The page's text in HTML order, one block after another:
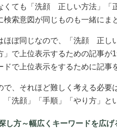
くても「洗顔 正しい方法」
検索意図が同じものも一緒にま
ほぼ同じなので、「洗顔 正し
」で上位表示するための記事
で上位表示をするために記事
で、それほど難しく考える必要
「洗顔」「手順」「やり方」と
し方～幅広くキーワードを広げ